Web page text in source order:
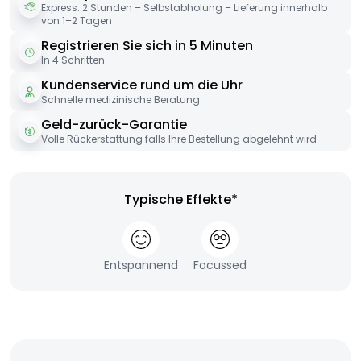
Express: 2 Stunden – Selbstabholung – Lieferung innerhalb
von 1–2 Tagen
Registrieren Sie sich in 5 Minuten
In 4 Schritten
Kundenservice rund um die Uhr
Schnelle medizinische Beratung
Geld-zurück-Garantie
Volle Rückerstattung falls Ihre Bestellung abgelehnt wird
Typische Effekte*
Entspannend Focussed